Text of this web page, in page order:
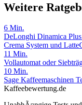
Weitere
6 Min.
DeLonghi Dinamica
Crema System und
11 Min.
Vollautomat oder
10 Min.
Sage Kaffeemaschinen
Kaffeebewertung.de